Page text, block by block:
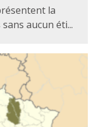
la
aucun éti...